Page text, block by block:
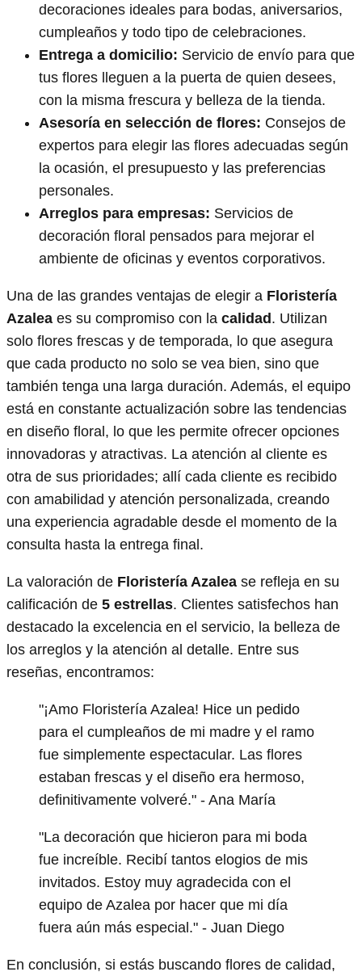
decoraciones ideales para bodas, aniversarios,
cumpleaños y todo tipo de celebraciones.
Entrega a domicilio: Servicio de envío para que
tus flores lleguen a la puerta de quien desees,
con la misma frescura y belleza de la tienda.
Asesoría en selección de flores: Consejos de
expertos para elegir las flores adecuadas según
la ocasión, el presupuesto y las preferencias
personales.
Arreglos para empresas: Servicios de
decoración floral pensados para mejorar el
ambiente de oficinas y eventos corporativos.
Una de las grandes ventajas de elegir a Floristería
Azalea es su compromiso con la calidad. Utilizan
solo flores frescas y de temporada, lo que asegura
que cada producto no solo se vea bien, sino que
también tenga una larga duración. Además, el equipo
está en constante actualización sobre las tendencias
en diseño floral, lo que les permite ofrecer opciones
innovadoras y atractivas. La atención al cliente es
otra de sus prioridades; allí cada cliente es recibido
con amabilidad y atención personalizada, creando
una experiencia agradable desde el momento de la
consulta hasta la entrega final.
La valoración de Floristería Azalea se refleja en su
calificación de 5 estrellas. Clientes satisfechos han
destacado la excelencia en el servicio, la belleza de
los arreglos y la atención al detalle. Entre sus
reseñas, encontramos:
"¡Amo Floristería Azalea! Hice un pedido
para el cumpleaños de mi madre y el ramo
fue simplemente espectacular. Las flores
estaban frescas y el diseño era hermoso,
definitivamente volveré." - Ana María
"La decoración que hicieron para mi boda
fue increíble. Recibí tantos elogios de mis
invitados. Estoy muy agradecida con el
equipo de Azalea por hacer que mi día
fuera aún más especial." - Juan Diego
En conclusión, si estás buscando flores de calidad,